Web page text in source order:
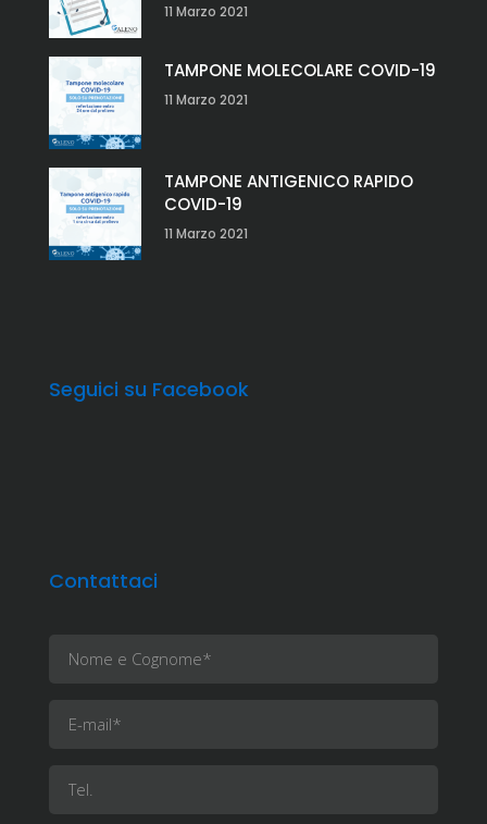
11 Marzo 2021
TAMPONE MOLECOLARE COVID-19
11 Marzo 2021
TAMPONE ANTIGENICO RAPIDO
COVID-19
11 Marzo 2021
Seguici su Facebook
Contattaci